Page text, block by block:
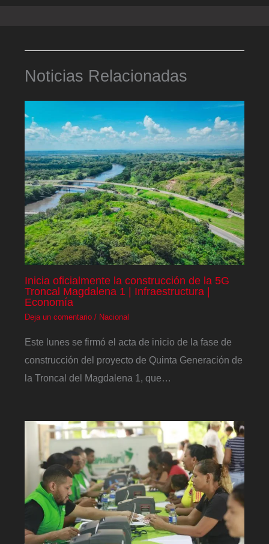
Noticias Relacionadas
Inicia oficialmente la construcción de la 5G
Troncal Magdalena 1 | Infraestructura |
Economía
Deja un comentario / Nacional
Este lunes se firmó el acta de inicio de la fase de
construcción del proyecto de Quinta Generación de
la Troncal del Magdalena 1, que…